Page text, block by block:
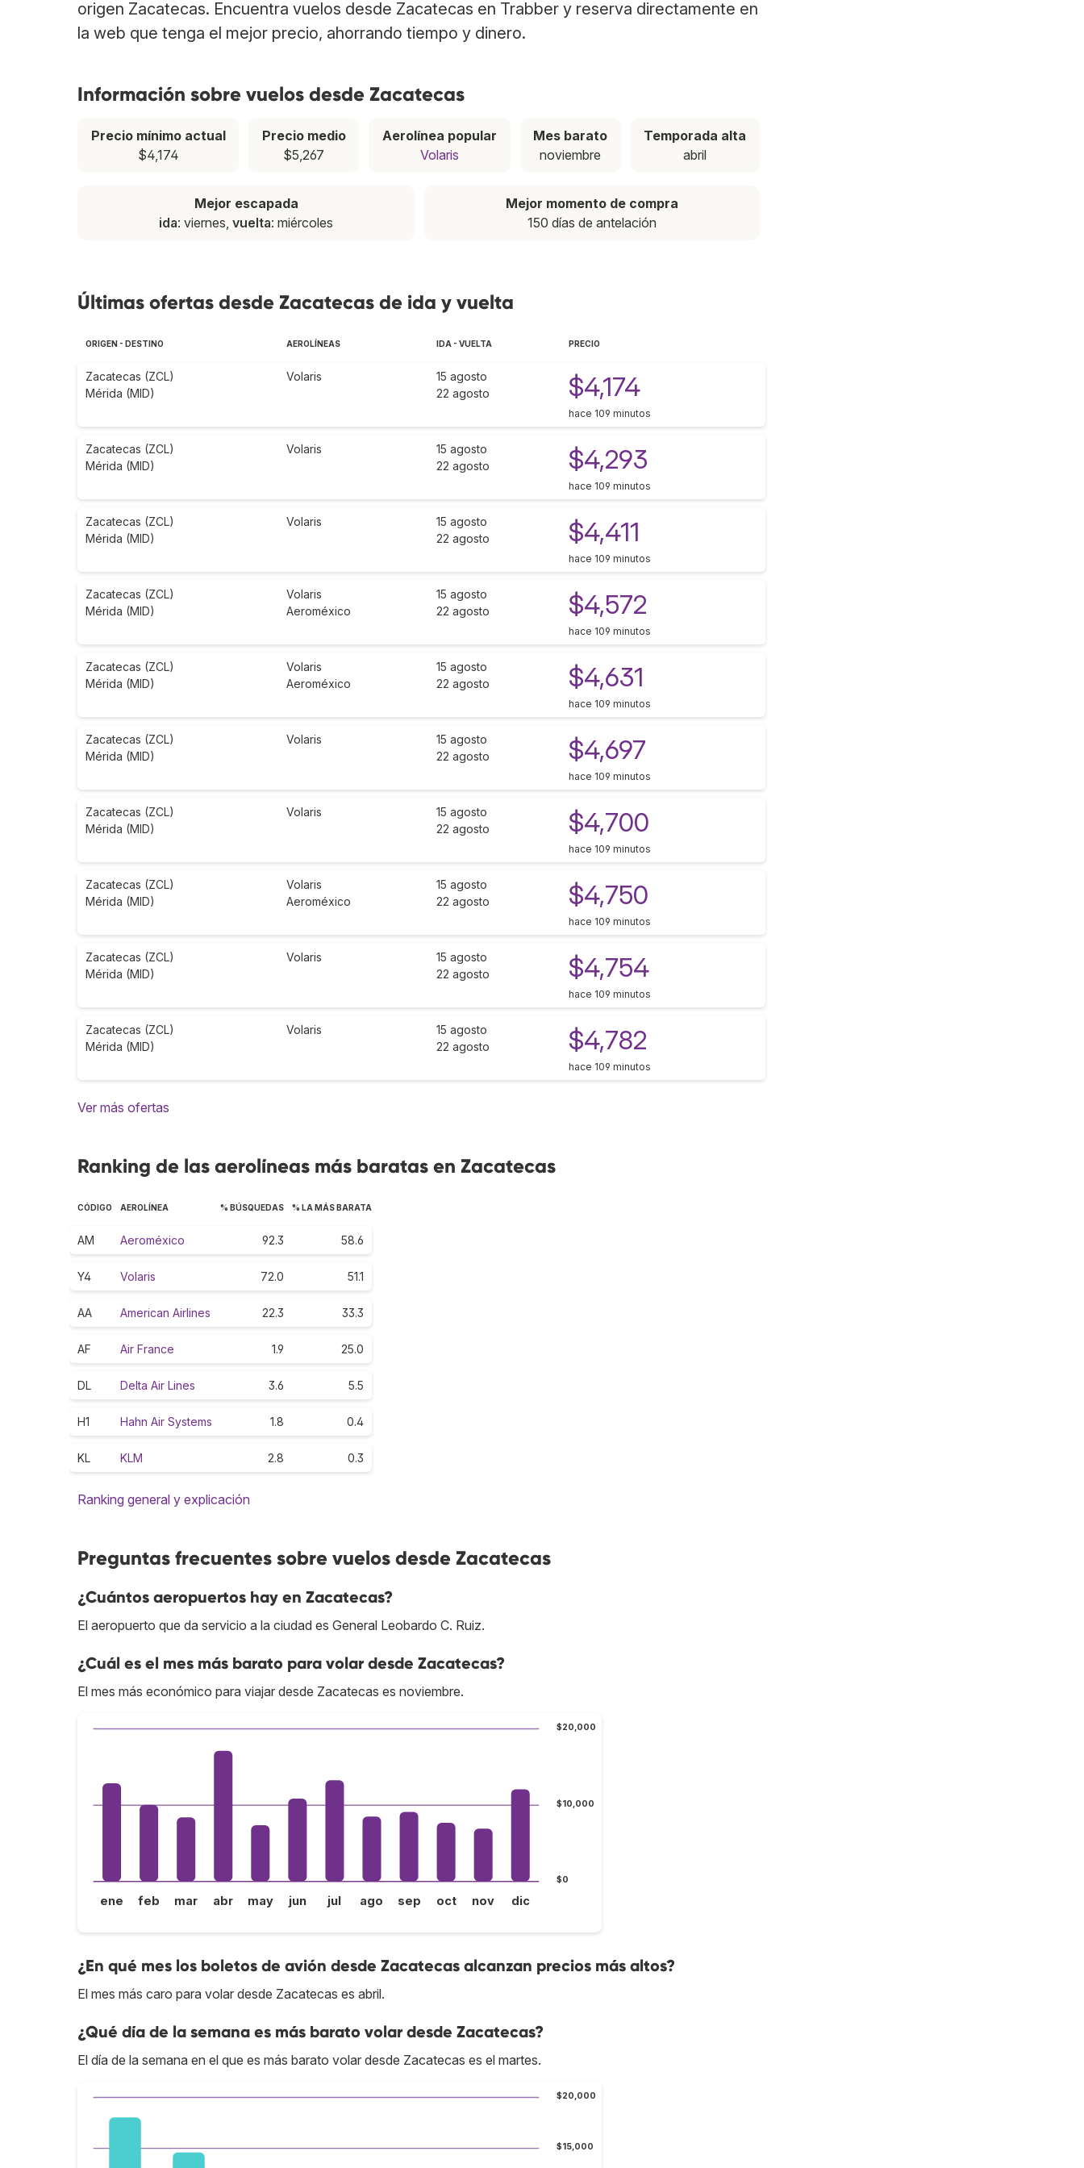
origen Zacatecas. Encuentra vuelos desde Zacatecas en Trabber y reserva directamente en
la web que tenga el mejor precio, ahorrando tiempo y dinero.
Información sobre vuelos desde Zacatecas
Precio mínimo actual
$4,174
Precio medio
$5,267
Aerolínea popular
Volaris
Mes barato
noviembre
Temporada alta
abril
Mejor escapada
ida: viernes, vuelta: miércoles
Mejor momento de compra
150 días de antelación
Últimas ofertas desde Zacatecas de ida y vuelta
ORIGEN - DESTINO AEROLÍNEAS IDA - VUELTA PRECIO
Zacatecas (ZCL)
Mérida (MID)
Volaris
15 agosto
22 agosto
$4,174
hace 109 minutos
Zacatecas (ZCL)
Mérida (MID)
Volaris
15 agosto
22 agosto
$4,293
hace 109 minutos
Zacatecas (ZCL)
Mérida (MID)
Volaris
15 agosto
22 agosto
$4,411
hace 109 minutos
Zacatecas (ZCL)
Mérida (MID)
Volaris
Aeroméxico
15 agosto
22 agosto
$4,572
hace 109 minutos
Zacatecas (ZCL)
Mérida (MID)
Volaris
Aeroméxico
15 agosto
22 agosto
$4,631
hace 109 minutos
Zacatecas (ZCL)
Mérida (MID)
Volaris
15 agosto
22 agosto
$4,697
hace 109 minutos
Zacatecas (ZCL)
Mérida (MID)
Volaris
15 agosto
22 agosto
$4,700
hace 109 minutos
Zacatecas (ZCL)
Mérida (MID)
Volaris
Aeroméxico
15 agosto
22 agosto
$4,750
hace 109 minutos
Zacatecas (ZCL)
Mérida (MID)
Volaris
15 agosto
22 agosto
$4,754
hace 109 minutos
Zacatecas (ZCL)
Mérida (MID)
Volaris
15 agosto
22 agosto
$4,782
hace 109 minutos
Ver más ofertas
Ranking de las aerolíneas más baratas en Zacatecas
CÓDIGO AEROLÍNEA % BÚSQUEDAS % LA MÁS BARATA
AM Aeroméxico 92.3 58.6
Y4 Volaris 72.0 51.1
AA American Airlines 22.3 33.3
AF Air France 1.9 25.0
DL Delta Air Lines 3.6 5.5
H1 Hahn Air Systems 1.8 0.4
KL KLM 2.8 0.3
Ranking general y explicación
Preguntas frecuentes sobre vuelos desde Zacatecas
¿Cuántos aeropuertos hay en Zacatecas?
El aeropuerto que da servicio a la ciudad es General Leobardo C. Ruiz.
¿Cuál es el mes más barato para volar desde Zacatecas?
El mes más económico para viajar desde Zacatecas es noviembre.
$0
$10,000
$20,000
ene feb mar abr may jun jul ago sep oct nov dic
¿En qué mes los boletos de avión desde Zacatecas alcanzan precios más altos?
El mes más caro para volar desde Zacatecas es abril.
¿Qué día de la semana es más barato volar desde Zacatecas?
El día de la semana en el que es más barato volar desde Zacatecas es el martes.
$15,000
$20,000